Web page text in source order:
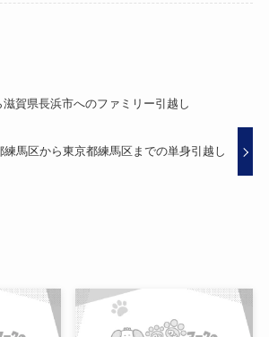
賀県長浜市へのファミリー引越し
練馬区から東京都練馬区までの単身引越し